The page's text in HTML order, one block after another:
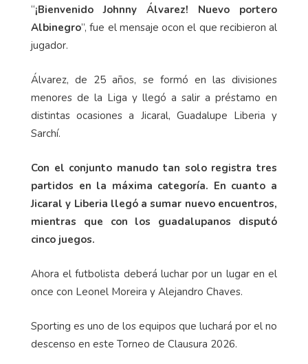
“¡Bienvenido Johnny Álvarez! Nuevo portero
Albinegro”, fue el mensaje ocon el que recibieron al
jugador.
Álvarez, de 25 años, se formó en las divisiones
menores de la Liga y llegó a salir a préstamo en
distintas ocasiones a Jicaral, Guadalupe Liberia y
Sarchí.
Con el conjunto manudo tan solo registra tres
partidos en la máxima categoría. En cuanto a
Jicaral y Liberia llegó a sumar nuevo encuentros,
mientras que con los guadalupanos disputó
cinco juegos.
Ahora el futbolista deberá luchar por un lugar en el
once con Leonel Moreira y Alejandro Chaves.
Sporting es uno de los equipos que luchará por el no
descenso en este Torneo de Clausura 2026.